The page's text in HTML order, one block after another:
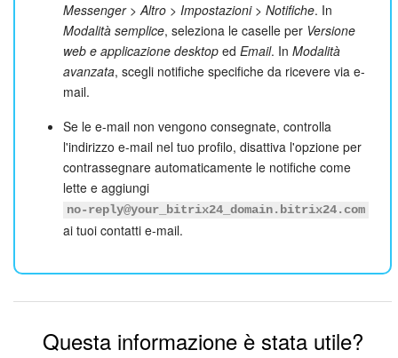
Messenger > Altro > Impostazioni > Notifiche. In
Modalità semplice, seleziona le caselle per Versione
web e applicazione desktop ed Email. In Modalità
avanzata, scegli notifiche specifiche da ricevere via e-
mail.
Se le e-mail non vengono consegnate, controlla
l'indirizzo e-mail nel tuo profilo, disattiva l'opzione per
contrassegnare automaticamente le notifiche come
lette e aggiungi
no‑reply@your_bitrix24_domain.bitrix24.com
ai tuoi contatti e-mail.
Questa informazione è stata utile?